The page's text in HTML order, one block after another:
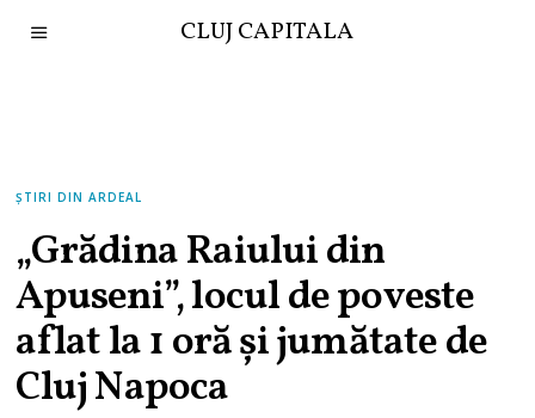
CLUJ CAPITALA
ȘTIRI DIN ARDEAL
„Grădina Raiului din
Apuseni”, locul de poveste
aflat la 1 oră și jumătate de
Cluj Napoca